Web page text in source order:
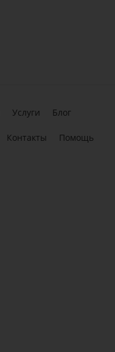
Услуги Блог
Контакты Помощь